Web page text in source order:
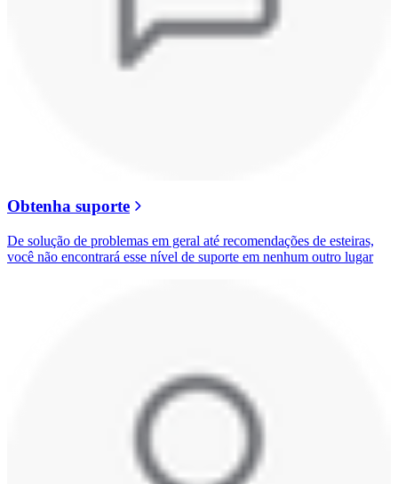
Obtenha suporte
De solução de problemas em geral até recomendações de esteiras,
você não encontrará esse nível de suporte em nenhum outro lugar